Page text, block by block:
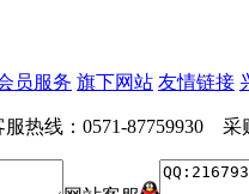
员服务 旗下网站 友情链接
热线：0571-87759930 采